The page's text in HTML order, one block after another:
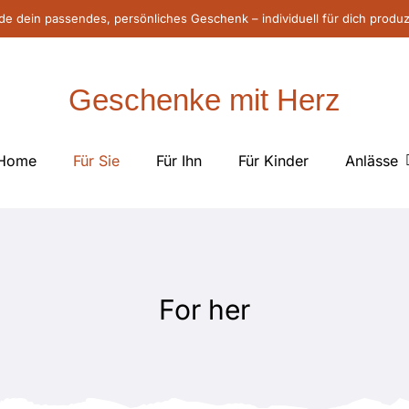
dein passendes, persönliches Geschenk – individuell für dich
Geschenke mit Herz
Für Sie Für Ihn Für Kinder Anlässe
For her